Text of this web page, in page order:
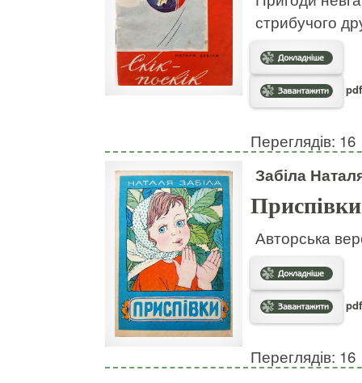
стрибучого
Переглядів: 16
Забіла
Приспівки
Авторська
Переглядів: 16